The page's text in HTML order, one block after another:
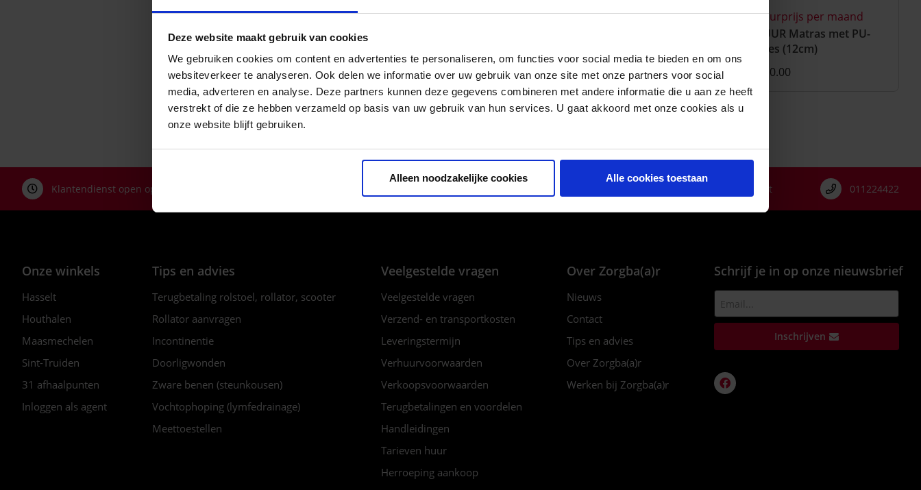
Deze website maakt gebruik van cookies
We gebruiken cookies om content en advertenties te personaliseren, om functies voor social media te bieden en om ons
websiteverkeer te analyseren. Ook delen we informatie over uw gebruik van onze site met onze partners voor social
media, adverteren en analyse. Deze partners kunnen deze gegevens combineren met andere informatie die u aan ze heeft
verstrekt of die ze hebben verzameld op basis van uw gebruik van hun services. U gaat akkoord met onze cookies als u
onze website blijft gebruiken.
Alleen noodzakelijke cookies Alle cookies toestaan
Huurprijs per maand
HUUR Zelfregulerende
€ 55.00
Huurprijs per maand
compressor
€ 65.00
Huurprijs per maand
€ 16.00
Huurprijs per maand
HUUR Matras met PU-
hoes (12cm)
€ 10.00
Klantendienst open op ma-do van 8:00 tot 16:30 (vr tot 12:00) Genkersteenweg 171, 3500 Hasselt 011224422
Onze winkels
Hasselt
Houthalen
Maasmechelen
Sint-Truiden
31 afhaalpunten
Inloggen als agent
Tips en advies
Terugbetaling rolstoel, rollator, scooter
Rollator aanvragen
Incontinentie
Doorligwonden
Zware benen (steunkousen)
Vochtophoping (lymfedrainage)
Meettoestellen
Veelgestelde vragen
Veelgestelde vragen
Verzend- en transportkosten
Leveringstermijn
Verhuurvoorwaarden
Verkoopsvoorwaarden
Terugbetalingen en voordelen
Handleidingen
Tarieven huur
Herroeping aankoop
Over Zorgba(a)r
Nieuws
Contact
Tips en advies
Over Zorgba(a)r
Werken bij Zorgba(a)r
Schrijf je in op onze nieuwsbrief
Inschrijven